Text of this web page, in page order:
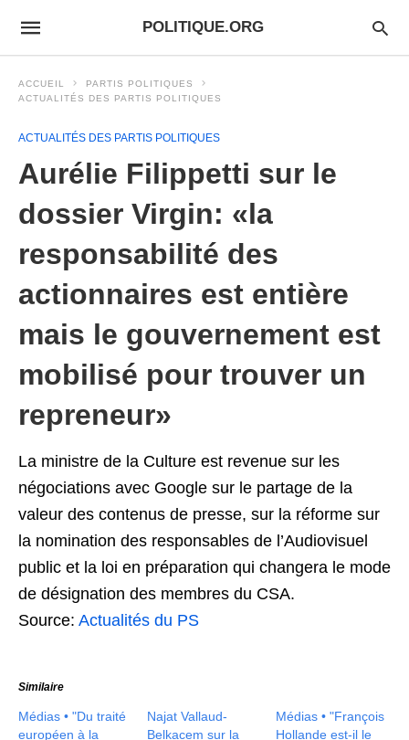
POLITIQUE.ORG
ACCUEIL
PARTIS POLITIQUES
ACTUALITÉS DES PARTIS POLITIQUES
ACTUALITÉS DES PARTIS POLITIQUES
Aurélie Filippetti sur le
dossier Virgin: «la
responsabilité des
actionnaires est entière
mais le gouvernement est
mobilisé pour trouver un
repreneur»
La ministre de la Culture est revenue sur les
négociations avec Google sur le partage de la
valeur des contenus de presse, sur la réforme sur
la nomination des responsables de l’Audiovisuel
public et la loi en préparation qui changera le mode
de désignation des membres du CSA.
Source: Actualités du PS
Similaire
Médias • "Du traité
européen à la
Najat Vallaud-
Belkacem sur la
Médias • "François
Hollande est-il le